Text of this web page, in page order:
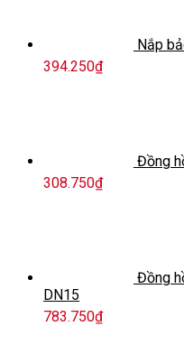
Nắp
394.250₫
Đồng
308.750₫
Đồng
DN15
783.750₫